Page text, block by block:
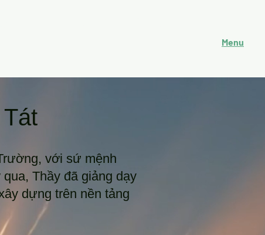
Menu
với sứ mệnh
Thầy đã giảng dạy
dựng trên nền tảng